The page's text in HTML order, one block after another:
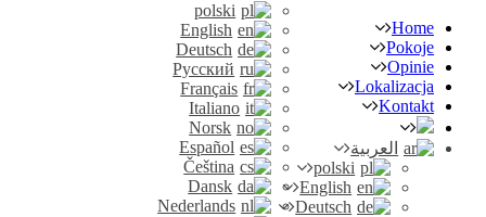
polski
English
Deutsch
Русский
Français
Italiano
Norsk
Español
Čeština
Dansk
Nederlands
Home
Pokoje
Opinie
Lokalizacja
Kontakt
العربية
polski
English
Deutsch